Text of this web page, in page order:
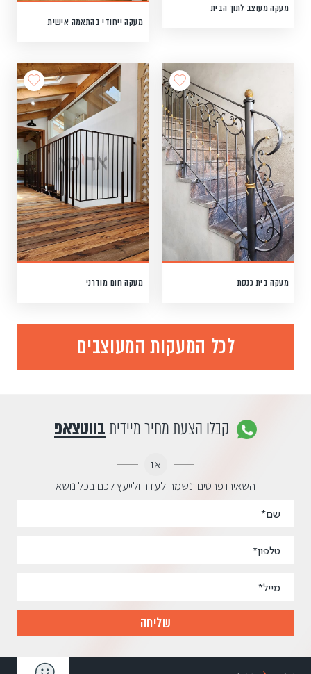
מעקה מעוצב לתוך הבית
מעקה ייחודי בהתאמה אישית
מעקה בית כנסת מעקה חום מודרני
לכל המעקות המעוצבים
קבלו הצעת מחיר מיידיתבווטצאפ
או
השאירו פרטים ונשמח לעזור ולייעץ לכם בכל נושא